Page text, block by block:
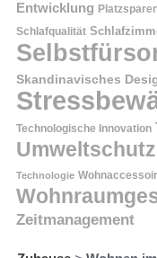
Entwicklung
Schlafqualität
Skandinavisches
Technologische Innovation
Umweltschutz
Technologie
Zeitmanagement